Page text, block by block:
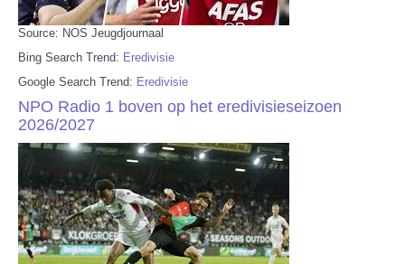
Source: NOS Jeugdjournaal
Bing Search Trend: Eredivisie
Google Search Trend: Eredivisie
NPO Radio 1 boven op het eredivisieseizoen
2026/2027